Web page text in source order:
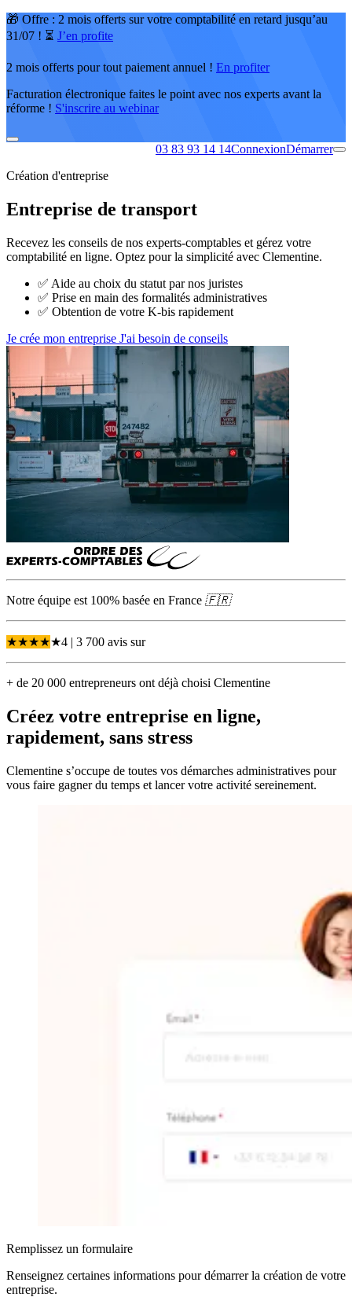
🎁 Offre : 2 mois offerts sur votre comptabilité en retard jusqu’au
31/07 ! ⏳ J’en profite
2 mois offerts pour tout paiement annuel ! En profiter
Facturation électronique faites le point avec nos experts avant la
réforme ! S'inscrire au webinar
03 83 93 14 14ConnexionDémarrer
Création d'entreprise
Entreprise de transport
Recevez les conseils de nos experts-comptables et gérez votre
comptabilité en ligne. Optez pour la simplicité avec Clementine.
✅ Aide au choix du statut par nos juristes
✅ Prise en main des formalités administratives
✅ Obtention de votre K-bis rapidement
Je crée mon entreprise J'ai besoin de conseils
Notre équipe est 100% basée en France 🇫🇷
★★★★★4 | 3 700 avis sur
+ de 20 000 entrepreneurs ont déjà choisi Clementine
Créez votre entreprise en ligne,
rapidement, sans stress
Clementine s’occupe de toutes vos démarches administratives pour
vous faire gagner du temps et lancer votre activité sereinement.
Remplissez un formulaire
Renseignez certaines informations pour démarrer la création de votre
entreprise.